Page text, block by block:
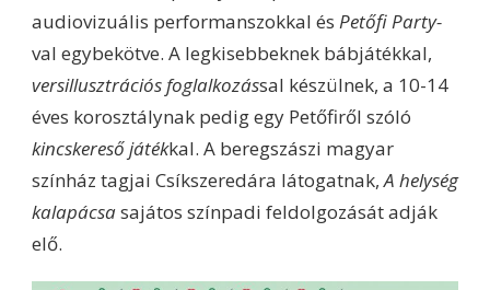
audiovizuális performanszokkal és Petőfi Party-
val egybekötve. A legkisebbeknek bábjátékkal,
versillusztrációs foglalkozással készülnek, a 10-14
éves korosztálynak pedig egy Petőfiről szóló
kincskereső játékkal. A beregszászi magyar
színház tagjai Csíkszeredára látogatnak,A helység
kalapácsasajátos színpadi feldolgozását adják
elő.